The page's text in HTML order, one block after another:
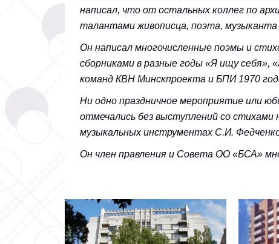
написал, что от остальных коллег по
талантами живописца, поэта, музыканта
Он написал многочисленные поэмы и
сборниками в разные годы «Я ищу себя»,
команд КВН Минскпроекта и БПИ 1970
Ни одно праздничное мероприятие или
отмечались без выступлений со стихами
музыкальных инструментах С.И.
Он член правления и Совета ОО «БСА»